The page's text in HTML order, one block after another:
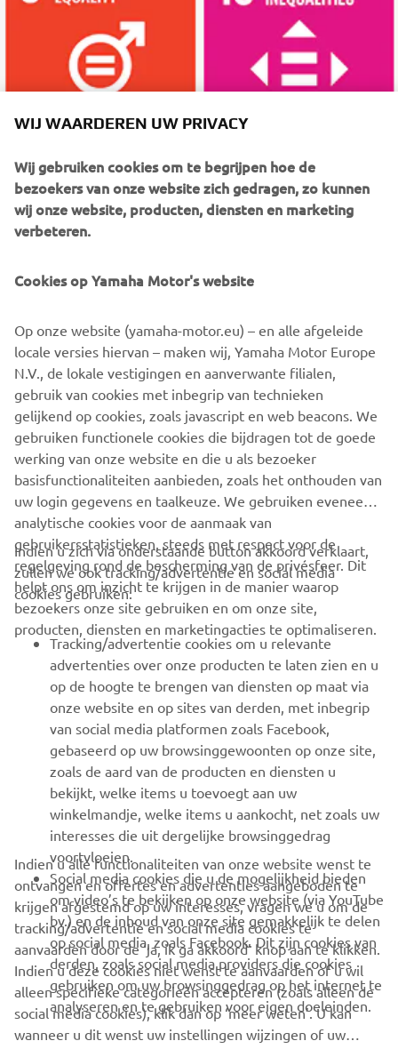
VERDER LEZEN
Maatschappelijk verantwoord ondernemen bevorderen
Ontdek meer
CORPORATE
BUSINESS
MEER YAMAHA
SUPPORT
NIEUWSBRIEF
Wees de eerste die meer te weten komt over de nieuwste deals,
speciale evenementen, nieuwe producten en nog veel meer
ABONNEREN
Lees ons privacybeleid om te leren hoe we uw persoonlijke
gegevens verwerken:Privacyverklaring
Belgium (Dutch)
WIJ WAARDEREN UW PRIVACY
Wij gebruiken cookies om te begrijpen hoe de
bezoekers van onze website zich gedragen, zo kunnen
wij onze website, producten, diensten en marketing
verbeteren.
Cookies op Yamaha Motor's website
Op onze website (yamaha-motor.eu) – en alle afgeleide
locale versies hiervan – maken wij, Yamaha Motor Europe
N.V., de lokale vestigingen en aanverwante filialen,
gebruik van cookies met inbegrip van technieken
gelijkend op cookies, zoals javascript en web beacons. We
gebruiken functionele cookies die bijdragen tot de goede
werking van onze website en die u als bezoeker
basisfunctionaliteiten aanbieden, zoals het onthouden van
uw login gegevens en taalkeuze. We gebruiken eveneens
analytische cookies voor de aanmaak van
gebruikersstatistieken, steeds met respect voor de
regelgeving rond de bescherming van de privésfeer. Dit
helpt ons om inzicht te krijgen in de manier waarop
bezoekers onze site gebruiken en om onze site,
producten, diensten en marketingacties te optimaliseren.
Indien u zich via onderstaande button akkoord verklaart,
zullen we ook tracking/advertentie en social media
cookies gebruiken:
Tracking/advertentie cookies om u relevante
advertenties over onze producten te laten zien en u
op de hoogte te brengen van diensten op maat via
onze website en op sites van derden, met inbegrip
van social media platformen zoals Facebook,
gebaseerd op uw browsinggewoonten op onze site,
zoals de aard van de producten en diensten u
bekijkt, welke items u toevoegt aan uw
winkelmandje, welke items u aankocht, net zoals uw
interesses die uit dergelijke browsinggedrag
voortvloeien.
Social media cookies die u de mogelijkheid bieden
om video’s te bekijken op onze website (via YouTube
bv.) en de inhoud van onze site gemakkelijk te delen
op social media, zoals Facebook. Dit zijn cookies van
derden, zoals social media providers die cookies
gebruiken om uw browsinggedrag op het internet te
analyseren en te gebruiken voor eigen doeleinden.
Indien u alle functionaliteiten van onze website wenst te
ontvangen en offertes en advertenties aangeboden te
krijgen afgestemd op uw interesses, vragen we u om de
tracking/advertentie en social media cookies te
aanvaarden door de ‘ja, ik ga akkoord’ knop aan te klikken.
Indien u deze cookies niet wenst te aanvaarden of u wil
alleen specifieke categorieën accepteren (zoals alleen de
social media cookies), klik dan op ‘meer weten’. U kan
wanneer u dit wenst uw instellingen wijzingen of uw